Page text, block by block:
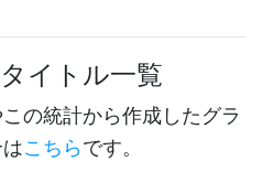
イトル一覧
の統計から作成したグラ
こちらです。